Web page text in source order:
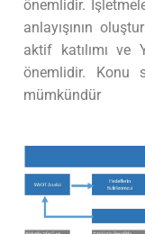
önemlidir.
anlayışının
aktif katılımı ve
önemlidir. Konu
mümkündür